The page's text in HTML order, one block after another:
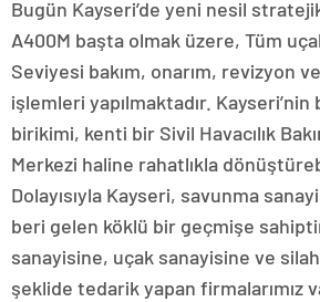
Bugün Kayseri’de yeni nesil
A400M başta olmak üzere, Tüm
Seviyesi bakım, onarım, revizyon
işlemleri yapılmaktadır.
birikimi, kenti bir Sivil Havacılık
Merkezi haline rahatlıkla
Dolayısıyla Kayseri, savunma
beri gelen köklü bir geçmişe
sanayisine, uçak sanayisine ve
şeklide tedarik yapan firmalarımız